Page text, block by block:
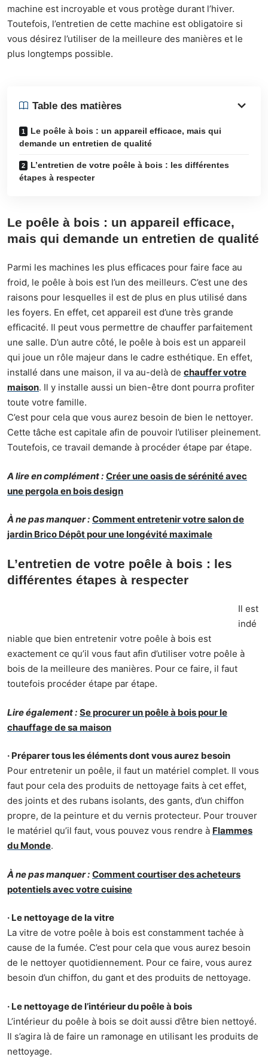
machine est incroyable et vous protège durant l’hiver.
Toutefois, l’entretien de cette machine est obligatoire si
vous désirez l’utiliser de la meilleure des manières et le
plus longtemps possible.
Table des matières
Le poêle à bois : un appareil efficace, mais qui
demande un entretien de qualité
L’entretien de votre poêle à bois : les différentes
étapes à respecter
Le poêle à bois : un appareil efficace,
mais qui demande un entretien de qualité
Parmi les machines les plus efficaces pour faire face au
froid, le poêle à bois est l’un des meilleurs. C’est une des
raisons pour lesquelles il est de plus en plus utilisé dans
les foyers. En effet, cet appareil est d’une très grande
efficacité. Il peut vous permettre de chauffer parfaitement
une salle. D’un autre côté, le poêle à bois est un appareil
qui joue un rôle majeur dans le cadre esthétique. En effet,
installé dans une maison, il va au-delà de chauffer votre
maison. Il y installe aussi un bien-être dont pourra profiter
toute votre famille.
C’est pour cela que vous aurez besoin de bien le nettoyer.
Cette tâche est capitale afin de pouvoir l’utiliser pleinement.
Toutefois, ce travail demande à procéder étape par étape.
A lire en complément : Créer une oasis de sérénité avec
une pergola en bois design
À ne pas manquer : Comment entretenir votre salon de
jardin Brico Dépôt pour une longévité maximale
L’entretien de votre poêle à bois : les
différentes étapes à respecter
Il est
indé
niable que bien entretenir votre poêle à bois est
exactement ce qu’il vous faut afin d’utiliser votre poêle à
bois de la meilleure des manières. Pour ce faire, il faut
toutefois procéder étape par étape.
Lire également : Se procurer un poêle à bois pour le
chauffage de sa maison
· Préparer tous les éléments dont vous aurez besoin
Pour entretenir un poêle, il faut un matériel complet. Il vous
faut pour cela des produits de nettoyage faits à cet effet,
des joints et des rubans isolants, des gants, d’un chiffon
propre, de la peinture et du vernis protecteur. Pour trouver
le matériel qu’il faut, vous pouvez vous rendre à Flammes
du Monde.
À ne pas manquer : Comment courtiser des acheteurs
potentiels avec votre cuisine
· Le nettoyage de la vitre
La vitre de votre poêle à bois est constamment tachée à
cause de la fumée. C’est pour cela que vous aurez besoin
de le nettoyer quotidiennement. Pour ce faire, vous aurez
besoin d’un chiffon, du gant et des produits de nettoyage.
· Le nettoyage de l’intérieur du poêle à bois
L’intérieur du poêle à bois se doit aussi d’être bien nettoyé.
Il s’agira là de faire un ramonage en utilisant les produits de
nettoyage.